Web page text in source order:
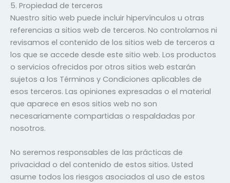
5. Propiedad de terceros
Nuestro sitio web puede incluir hipervínculos u otras
referencias a sitios web de terceros. No controlamos ni
revisamos el contenido de los sitios web de terceros a
los que se accede desde este sitio web. Los productos
o servicios ofrecidos por otros sitios web estarán
sujetos a los Términos y Condiciones aplicables de
esos terceros. Las opiniones expresadas o el material
que aparece en esos sitios web no son
necesariamente compartidas o respaldadas por
nosotros.
No seremos responsables de las prácticas de
privacidad o del contenido de estos sitios. Usted
asume todos los riesgos asociados al uso de estos